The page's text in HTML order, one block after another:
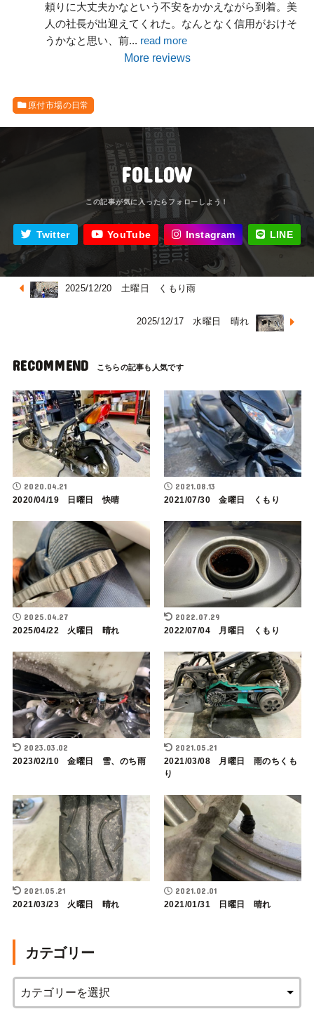
頼りに大丈夫かなという不安をかかえながら到着。美
人の社長が出迎えてくれた。なんとなく信用がおけそ
うかなと思い、前... read more
More reviews
原付市場の日常
FOLLOW
Twitter YouTube Instagram LINE
2025/12/20 土曜日 くもり雨
2025/12/17 水曜日 晴れ
RECOMMEND
2020.04.21
2020/04/19 日曜日 快晴
2021.08.13
2021/07/30 金曜日 くもり
2025.04.27
2025/04/22 火曜日 晴れ
2022.07.29
2022/07/04 月曜日 くもり
2023.03.02
2023/02/10 金曜日 雪、のち雨
2021.05.21
2021/03/08 月曜日 雨のちくも
り
2021.05.21
2021/03/23 火曜日 晴れ
2021.02.01
2021/01/31 日曜日 晴れ
カテゴリー